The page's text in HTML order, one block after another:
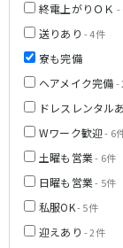
終電上がりＯＫ -
送りあり - 4件
寮も完備
ヘアメイク完備-
ドレスレンタル
Wワーク歓迎- 6
土曜も営業- 6件
日曜も営業- 5件
私服OK- 5件
迎えあり - 2件
東急世田谷線
三軒茶屋駅
下高井戸駅
松原駅
立川駅
武蔵溝ノ口駅